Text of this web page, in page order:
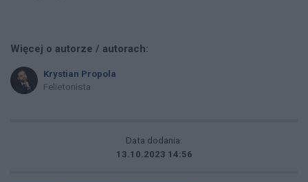
Więcej o autorze / autorach:
Krystian Propola
Felietonista
Data dodania:
13.10.2023 14:56